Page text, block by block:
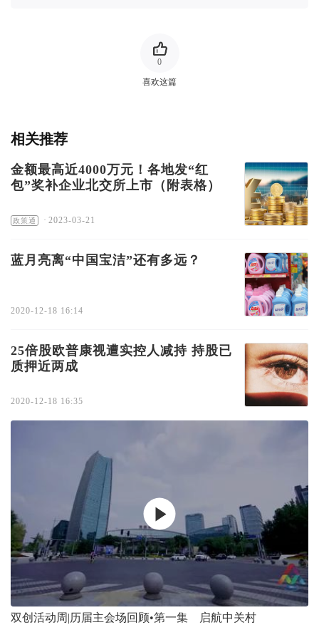
喜欢这篇
0
相关推荐
金额最高近4000万元！各地发“红
包”奖补企业北交所上市（附表格）
政策通 · 2023-03-21
蓝月亮离“中国宝洁”还有多远？
2020-12-18 16:14
25倍股欧普康视遭实控人减持 持股已
质押近两成
2020-12-18 16:35
双创活动周|历届主会场回顾•第一集 启航中关村